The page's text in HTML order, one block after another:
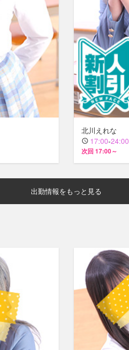
北川えれな
17:00-24:00
次回 17:00～
出勤情報をもっと見る